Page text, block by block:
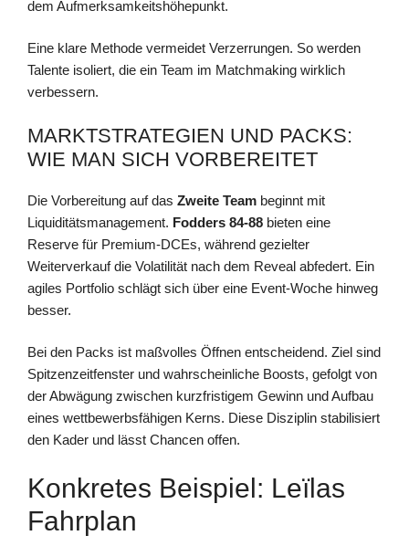
dem Aufmerksamkeitshöhepunkt.
Eine klare Methode vermeidet Verzerrungen. So werden
Talente isoliert, die ein Team im Matchmaking wirklich
verbessern.
MARKTSTRATEGIEN UND PACKS:
WIE MAN SICH VORBEREITET
Die Vorbereitung auf das Zweite Team beginnt mit
Liquiditätsmanagement. Fodders 84-88 bieten eine
Reserve für Premium-DCEs, während gezielter
Weiterverkauf die Volatilität nach dem Reveal abfedert. Ein
agiles Portfolio schlägt sich über eine Event-Woche hinweg
besser.
Bei den Packs ist maßvolles Öffnen entscheidend. Ziel sind
Spitzenzeitfenster und wahrscheinliche Boosts, gefolgt von
der Abwägung zwischen kurzfristigem Gewinn und Aufbau
eines wettbewerbsfähigen Kerns. Diese Disziplin stabilisiert
den Kader und lässt Chancen offen.
Konkretes Beispiel: Leïlas
Fahrplan